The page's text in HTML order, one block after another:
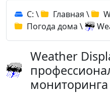
C: \ Главная \
Погода дома \
Weather